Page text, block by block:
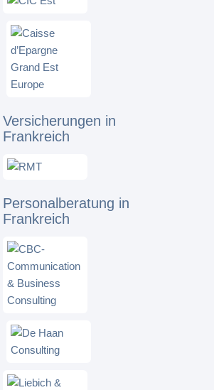
Versicherungen in
Frankreich
Personalberatung in
Frankreich